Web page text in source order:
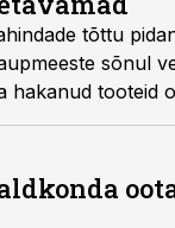
tõttu
sõnul
hakanud tooteid